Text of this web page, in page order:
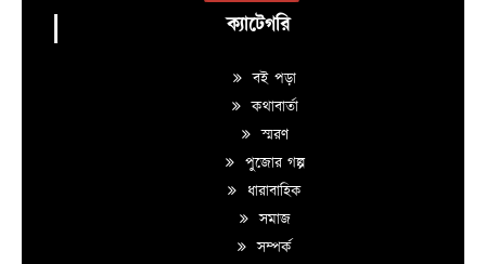
ক্যাটেগরি
বই পড়া
কথাবার্তা
স্মরণ
পুজোর গল্প
ধারাবাহিক
সমাজ
সম্পর্ক